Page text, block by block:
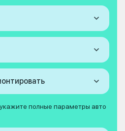
полные параметры авто